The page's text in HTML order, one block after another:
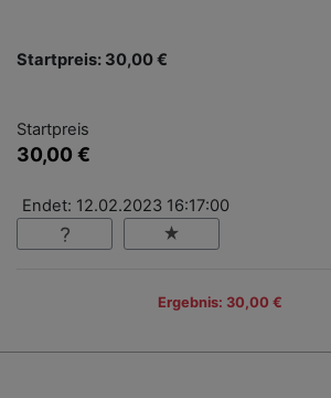
Startpreis: 30,00 €
Startpreis
30,00 €
Endet: 12.02.2023 16:17:00
Ergebnis: 30,00 €